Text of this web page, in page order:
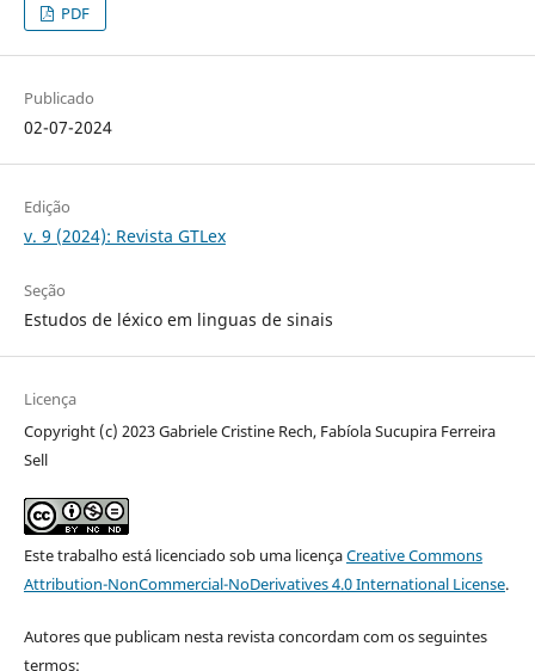
PDF
Publicado
02-07-2024
Edição
v. 9 (2024): Revista GTLex
Seção
Estudos de léxico em linguas de sinais
Licença
Copyright (c) 2023 Gabriele Cristine Rech, Fabíola Sucupira Ferreira
Sell
Este trabalho está licenciado sob uma licençaCreative Commons
Attribution-NonCommercial-NoDerivatives 4.0 International License.
Autores que publicam nesta revista concordam com os seguintes
termos: